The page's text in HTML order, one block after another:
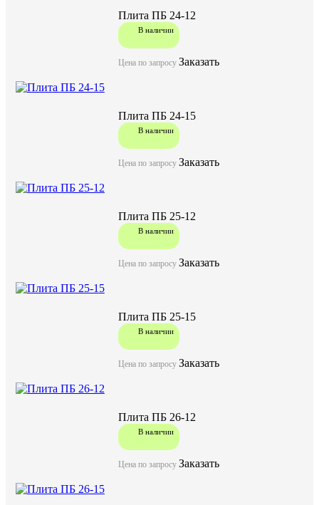
Плита ПБ 19-15
В наличии
Цену уточняйте у менеджера
Заказать
Характеристики:
855
В наличии
Плита ПБ 24-12
Цена по запросуЗаказать
В наличии
Плита ПБ 24-15
Цена по запросуЗаказать
В наличии
Плита ПБ 25-12
Цена по запросуЗаказать
В наличии
Плита ПБ 25-15
Цена по запросуЗаказать
В наличии
Плита ПБ 26-12
Цена по запросуЗаказать